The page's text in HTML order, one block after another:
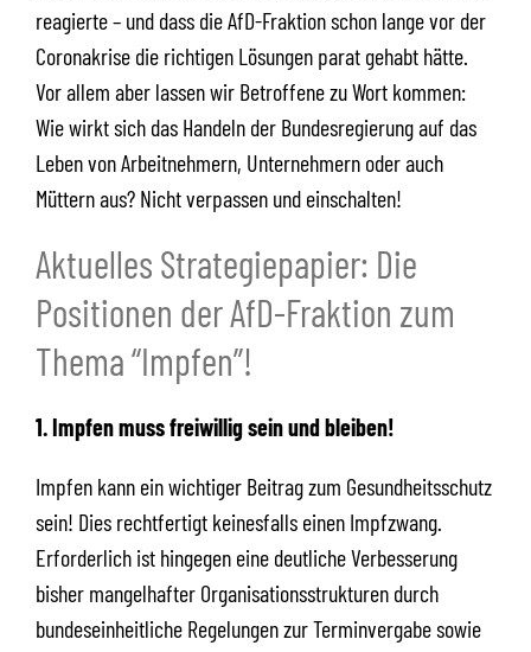
reagierte – und dass die AfD-Fraktion schon lange vor der
Coronakrise die richtigen Lösungen parat gehabt hätte.
Vor allem aber lassen wir Betroffene zu Wort kommen:
Wie wirkt sich das Handeln der Bundesregierung auf das
Leben von Arbeitnehmern, Unternehmern oder auch
Müttern aus? Nicht verpassen und einschalten!
Aktuelles Strategiepapier: Die
Positionen der AfD-Fraktion zum
Thema “Impfen”!
1. Impfen muss freiwillig sein und bleiben!
Impfen kann ein wichtiger Beitrag zum Gesundheitsschutz
sein! Dies rechtfertigt keinesfalls einen Impfzwang.
Erforderlich ist hingegen eine deutliche Verbesserung
bisher mangelhafter Organisationsstrukturen durch
bundeseinheitliche Regelungen zur Terminvergabe sowie